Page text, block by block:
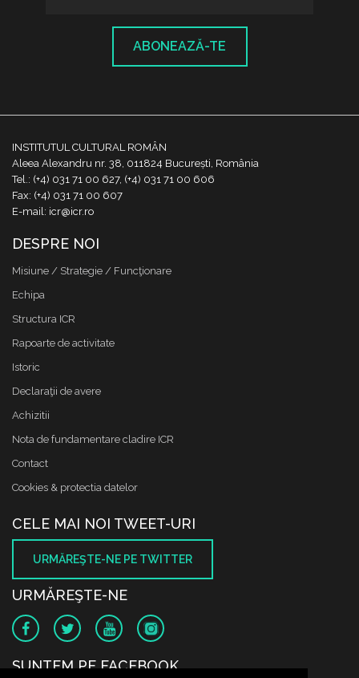
ABONEAZĂ-TE
INSTITUTUL CULTURAL ROMÂN
Aleea Alexandru nr. 38, 011824 București, România
Tel.: (+4) 031 71 00 627, (+4) 031 71 00 606
Fax: (+4) 031 71 00 607
E-mail: icr@icr.ro
DESPRE NOI
Misiune / Strategie / Funcţionare
Echipa
Structura ICR
Rapoarte de activitate
Istoric
Declaraţii de avere
Achizitii
Nota de fundamentare cladire ICR
Contact
Cookies & protectia datelor
CELE MAI NOI TWEET-URI
URMĂREŞTE-NE PE TWITTER
URMĂREŞTE-NE
SUNTEM PE FACEBOOK